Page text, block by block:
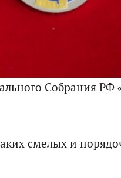
Собрания РФ
смелых и